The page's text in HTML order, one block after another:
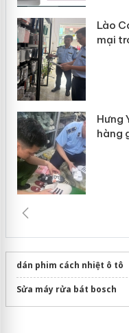
Lào
mại
Hưng
hàng
dán phim cách nhiệt ô tô
Sửa máy rửa bát bosch